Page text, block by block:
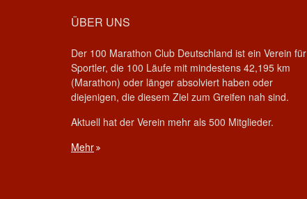
ÜBER UNS
Der 100 Marathon Club Deutschland ist ein Verein für
Sportler, die 100 Läufe mit mindestens 42,195 km
(Marathon) oder länger absolviert haben oder
diejenigen, die diesem Ziel zum Greifen nah sind.
Aktuell hat der Verein mehr als 500 Mitglieder.
Mehr